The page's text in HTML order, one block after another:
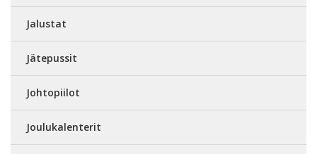
Jalustat
Jätepussit
Johtopiilot
Joulukalenterit